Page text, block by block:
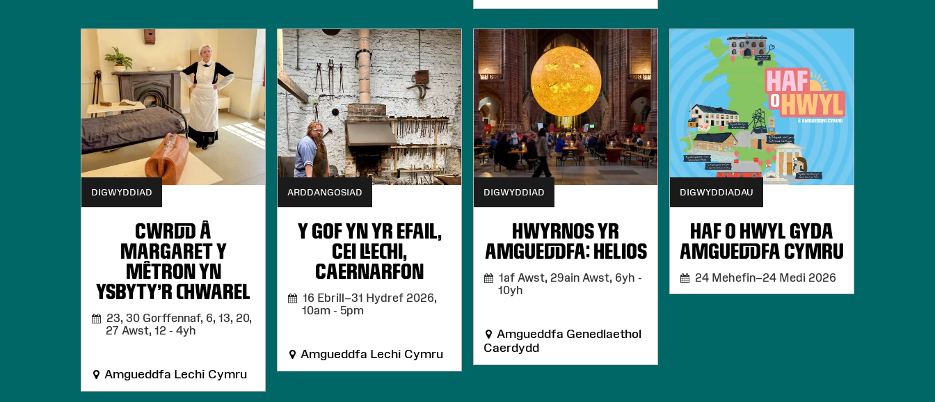
DIGWYDDIAD
CWRDD Â
MARGARET Y
MÊTRON YN
YSBYTY'R CHWAREL
23, 30 Gorffennaf, 6, 13, 20,
27 Awst, 12 - 4yh
Amgueddfa Lechi Cymru
ARDDANGOSIAD
Y GOF YN YR EFAIL,
CEI LLECHI,
CAERNARFON
16 Ebrill–31 Hydref 2026,
10am - 5pm
Amgueddfa Lechi Cymru
DIGWYDDIAD
HWYRNOS YR
AMGUEDDFA: HELIOS
1af Awst, 29ain Awst, 6yh -
10yh
Amgueddfa Genedlaethol
Caerdydd
DIGWYDDIADAU
HAF O HWYL GYDA
AMGUEDDFA CYMRU
24 Mehefin–24 Medi 2026